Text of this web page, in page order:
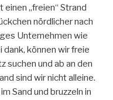
„freien“ Strand
nördlicher nach
Unternehmen wie
können wir freie
suchen und ab an den
sind wir nicht alleine.
Sand und bruzzeln in